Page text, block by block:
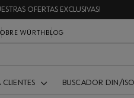
OFERTAS EXCLUSIVAS!
WÜRTH BLOG
BUSCADOR DIN/ISO